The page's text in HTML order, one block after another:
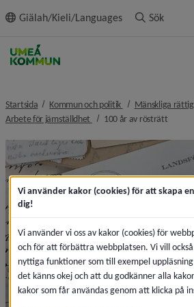
innehållet
Giälah/Kieli/Languages Sök
Startsida Kommun och politik nivå iMänskliga
Arbete för jämställdhet
nivå i brödsmulenavigeringen
100 år av rösträttnivå i
Vi använder kakor (cookies) för att skapa
dig!
Vi använder vi oss av kakor (cookies) för
och för att förbättra webbplatsen. Vi vill
nyttiga funktioner som till exempel
det känns okej och att du godkänner alla
kakor som får användas genom att klicka på